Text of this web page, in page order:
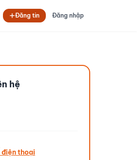
Đăng tin Đăng nhập
hệ
thoại